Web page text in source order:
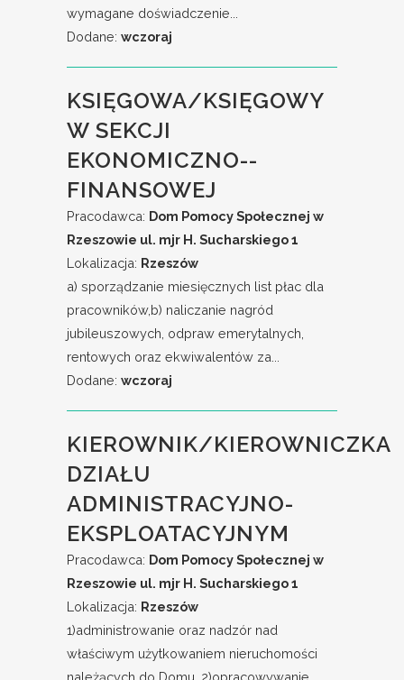
wymagane doświadczenie...
Dodane: wczoraj
KSIĘGOWA/KSIĘGOWY
W SEKCJI
EKONOMICZNO--
FINANSOWEJ
Pracodawca: Dom Pomocy Społecznej w
Rzeszowie ul. mjr H. Sucharskiego 1
Lokalizacja: Rzeszów
a) sporządzanie miesięcznych list płac dla
pracowników,b) naliczanie nagród
jubileuszowych, odpraw emerytalnych,
rentowych oraz ekwiwalentów za...
Dodane: wczoraj
KIEROWNIK/KIEROWNICZKA
DZIAŁU
ADMINISTRACYJNO-
EKSPLOATACYJNYM
Pracodawca: Dom Pomocy Społecznej w
Rzeszowie ul. mjr H. Sucharskiego 1
Lokalizacja: Rzeszów
1)administrowanie oraz nadzór nad
właściwym użytkowaniem nieruchomości
należących do Domu, 2)opracowywanie